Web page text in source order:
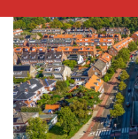
STRAKS:
De ochtend
6.00 - 12.00 uur
Vorig uur
Inklappen